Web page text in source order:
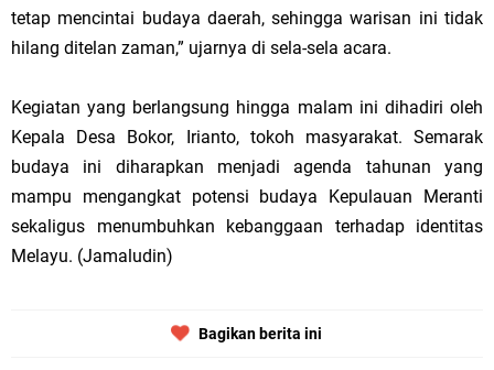
tetap mencintai budaya daerah, sehingga warisan ini tidak
hilang ditelan zaman,” ujarnya di sela-sela acara.
Kegiatan yang berlangsung hingga malam ini dihadiri oleh
Kepala Desa Bokor, Irianto, tokoh masyarakat. Semarak
budaya ini diharapkan menjadi agenda tahunan yang
mampu mengangkat potensi budaya Kepulauan Meranti
sekaligus menumbuhkan kebanggaan terhadap identitas
Melayu. (Jamaludin)
Bagikan berita ini